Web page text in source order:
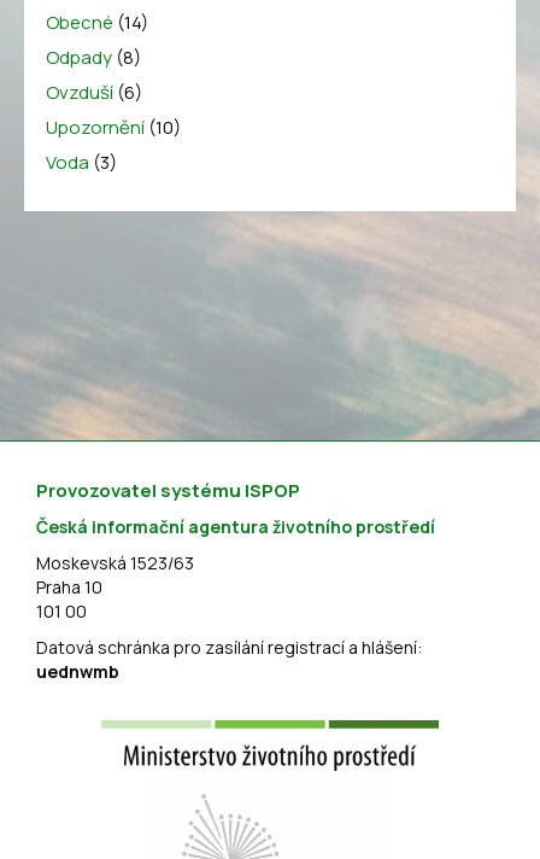
Obecné (14)
Odpady (8)
Ovzduší (6)
Upozornění (10)
Voda (3)
Provozovatel systému ISPOP
Česká informační agentura životního prostředí
Moskevská 1523/63
Praha 10
101 00
Datová schránka pro zasílání registrací a hlášení:
uednwmb